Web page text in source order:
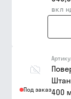
вкл
Под заказ400